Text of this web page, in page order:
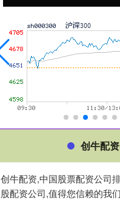
创牛配资
创牛配资,中国股票配资公司
股配资公司,值得您信赖的我